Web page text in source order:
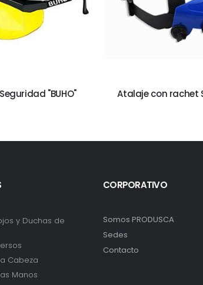
"BUHO" Atalaje con rachet
y Duchas de
Cabeza
Manos
CORPORATIVO
Somos PRODUSCA
Sedes
Contacto